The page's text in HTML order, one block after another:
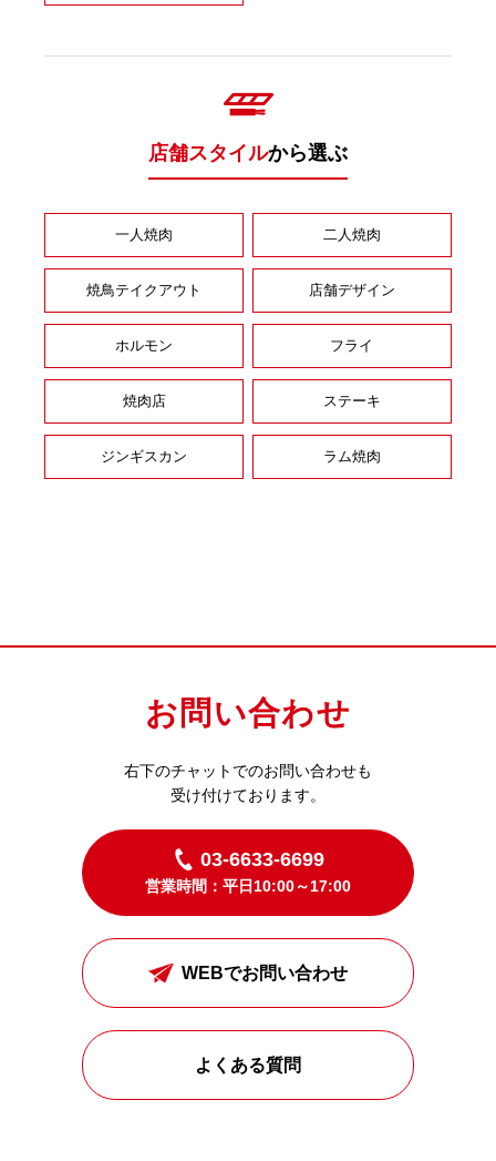
店舗スタイルから選ぶ
一人焼肉 二人焼肉
焼鳥テイクアウト 店舗デザイン
ホルモン フライ
焼肉店 ステーキ
ジンギスカン ラム焼肉
お問い合わせ
右下のチャットでのお問い合わせも
受け付けております。
03-6633-6699
営業時間：平日10:00～17:00
WEBでお問い合わせ
よくある質問